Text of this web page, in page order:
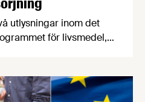
utlysningar inom det
för livsmedel,
och
för innovationer som